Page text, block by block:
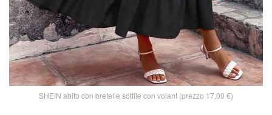
SHEIN abito con bretelle sottile con volant (prezzo 17,00 €)